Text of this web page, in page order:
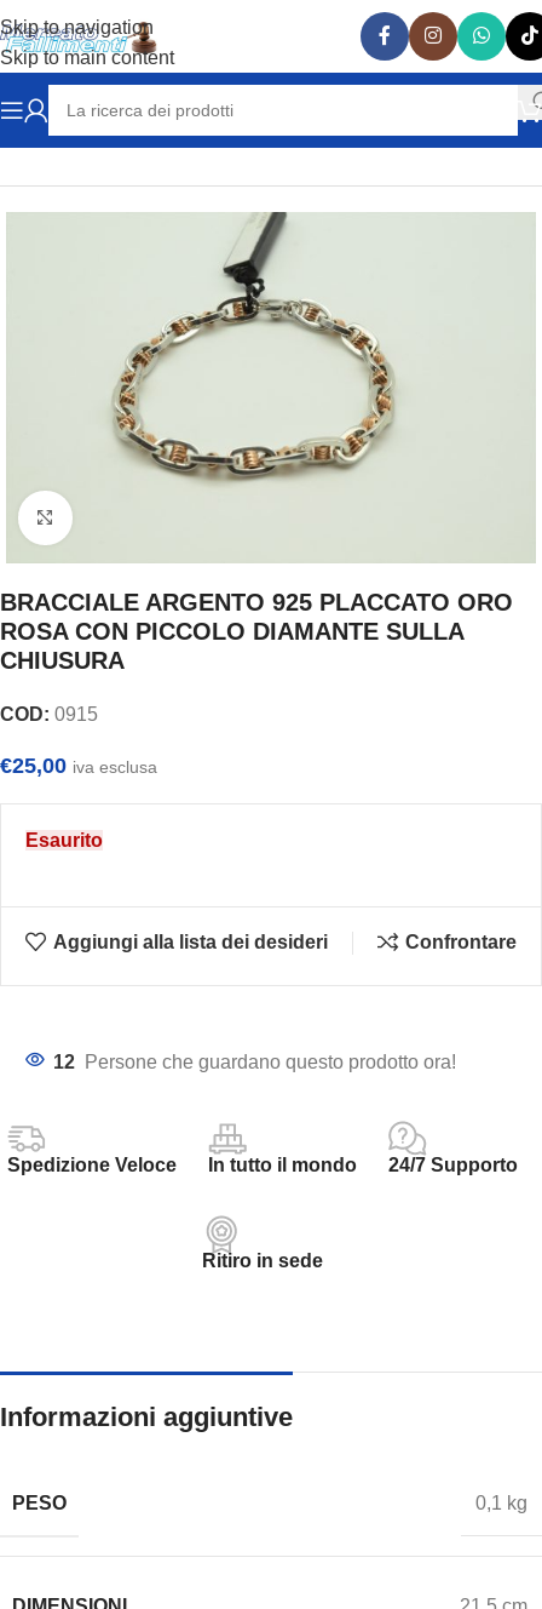
Skip to navigation
Skip to main content
Home PREZIOSI BRACCIALI
Clicca per ingrandire
BRACCIALE ARGENTO 925 PLACCATO ORO
ROSA CON PICCOLO DIAMANTE SULLA
CHIUSURA
COD: 0915
€25,00 iva esclusa
Esaurito
Aggiungi alla lista dei desideri Confrontare
12 Persone che guardano questo prodotto ora!
Spedizione Veloce In tutto il mondo 24/7 Supporto
Ritiro in sede
Informazioni aggiuntive
PESO 0,1 kg